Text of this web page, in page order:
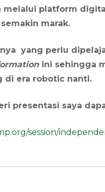
melalui platform
marak.
yang perlu
ini sehingga
di era robotic nanti.
presentasi saya
session/